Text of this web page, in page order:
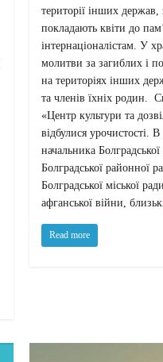
території інших держав,
покладають квіти до
інтернаціоналістам. У
молитви за загиблих і
на територіях інших
та членів їхніх родин.
«Центр культури та
відбулися урочистості.
начальника
Болградської районної
Болградської міської
афганської війни,
Read more